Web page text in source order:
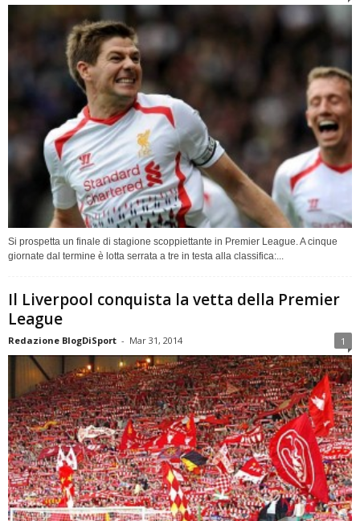
Si prospetta un finale di stagione scoppiettante in Premier League. A cinque
giornate dal termine è lotta serrata a tre in testa alla classifica:...
Il Liverpool conquista la vetta della Premier
League
Redazione BlogDiSport - Mar 31, 2014 1